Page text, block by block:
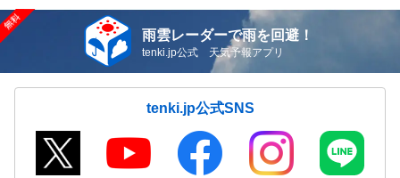
雨雲レーダーで雨を回避！
tenki.jp公式 天気予報アプリ
tenki.jp公式SNS